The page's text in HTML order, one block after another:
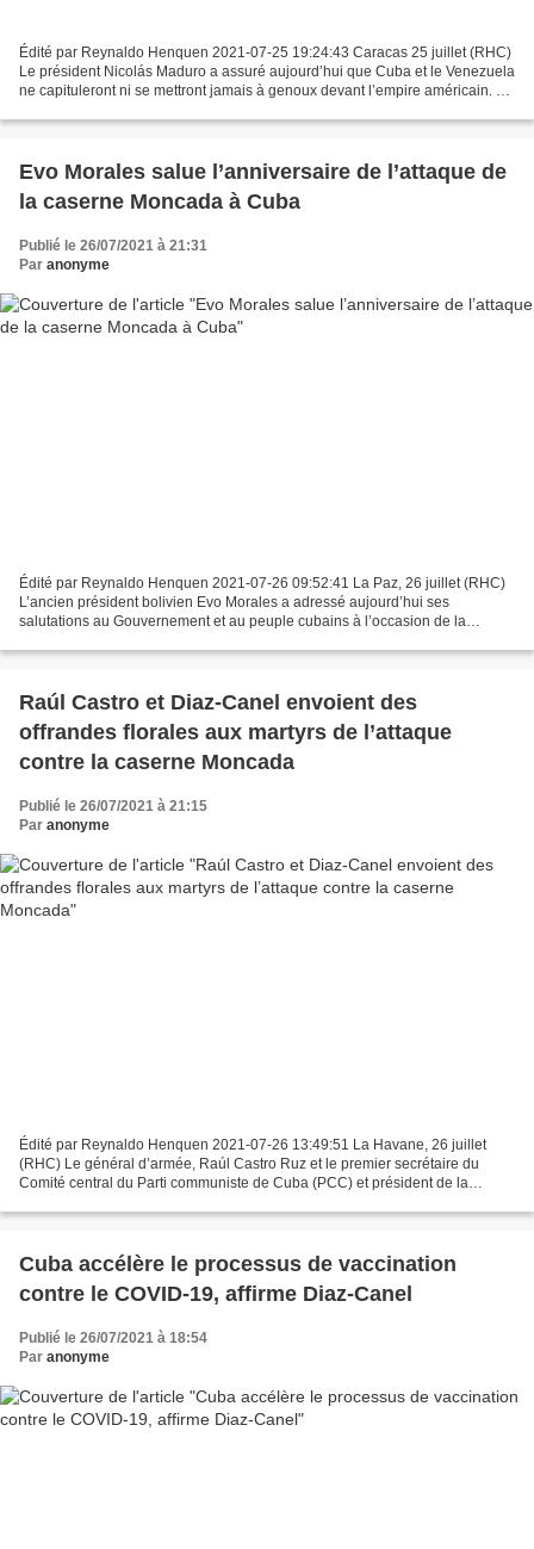
Édité par Reynaldo Henquen 2021-07-25 19:24:43 Caracas 25 juillet (RHC)
Le président Nicolás Maduro a assuré aujourd’hui que Cuba et le Venezuela
ne capituleront ni se mettront jamais à genoux devant l’empire américain. Au
Evo Morales salue l’anniversaire de l’attaque de
la caserne Moncada à Cuba
Publié le 26/07/2021 à 21:31
Par anonyme
Édité par Reynaldo Henquen 2021-07-26 09:52:41 La Paz, 26 juillet (RHC)
L’ancien président bolivien Evo Morales a adressé aujourd’hui ses
salutations au Gouvernement et au peuple cubains à l’occasion de la
Raúl Castro et Diaz-Canel envoient des
offrandes florales aux martyrs de l’attaque
contre la caserne Moncada
Publié le 26/07/2021 à 21:15
Par anonyme
Édité par Reynaldo Henquen 2021-07-26 13:49:51 La Havane, 26 juillet
(RHC) Le général d’armée, Raúl Castro Ruz et le premier secrétaire du
Comité central du Parti communiste de Cuba (PCC) et président de la
Cuba accélère le processus de vaccination
contre le COVID-19, affirme Diaz-Canel
Publié le 26/07/2021 à 18:54
Par anonyme